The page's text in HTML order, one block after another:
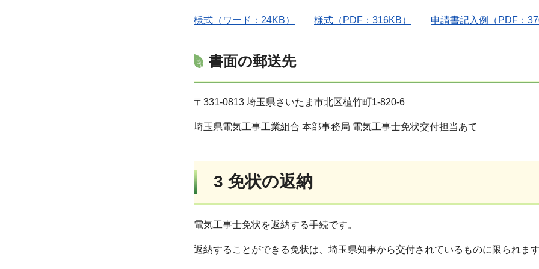
様式（ワード：24KB） 様式（PDF：316KB） 申請書記入例（PDF：
書面の郵送先
〒331-0813 埼玉県さいたま市北区植竹町1-820-6
埼玉県電気工事工業組合 本部事務局 電気工事士免状交付担当あて
3 免状の返納
電気工事士免状を返納する手続です。
返納することができる免状は、埼玉県知事から交付されているものに限られま